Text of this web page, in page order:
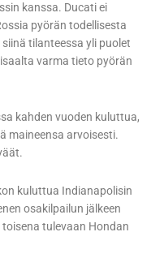
kanssa. Ducati ei
pyörän todellisesta
siinä tilanteessa yli puolet
varma tieto pyörän
kahden vuoden kuluttua,
maineensa arvoisesti.
kuluttua Indianapolisin
osakilpailun jälkeen
tulevaan Hondan